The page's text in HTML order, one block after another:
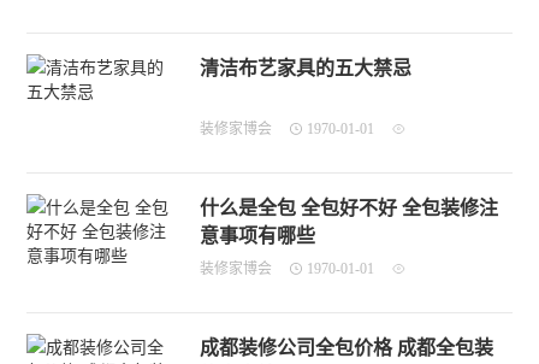
清洁布艺家具的五大禁忌
装修家博会 1970-01-01
什么是全包 全包好不好 全包装修注
意事项有哪些
装修家博会 1970-01-01
成都装修公司全包价格 成都全包装